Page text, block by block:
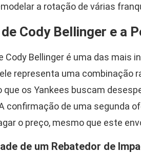
a rotação de várias
de Cody Bellinger e a
Cody Bellinger é uma das
representa uma combinação
que os Yankees buscam
confirmação de uma segunda
o preço, mesmo que este
de um Rebatedor de